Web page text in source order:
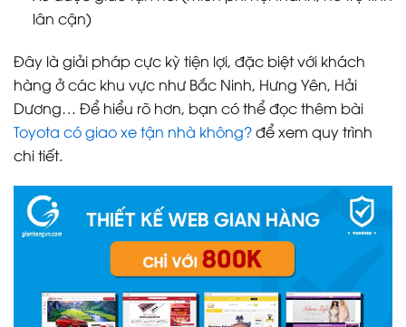
lân cận)
Đây là giải pháp cực kỳ tiện lợi, đặc biệt với khách
hàng ở các khu vực như Bắc Ninh, Hưng Yên, Hải
Dương… Để hiểu rõ hơn, bạn có thể đọc thêm bài
Toyota có giao xe tận nhà không?để xem quy trình
chi tiết.